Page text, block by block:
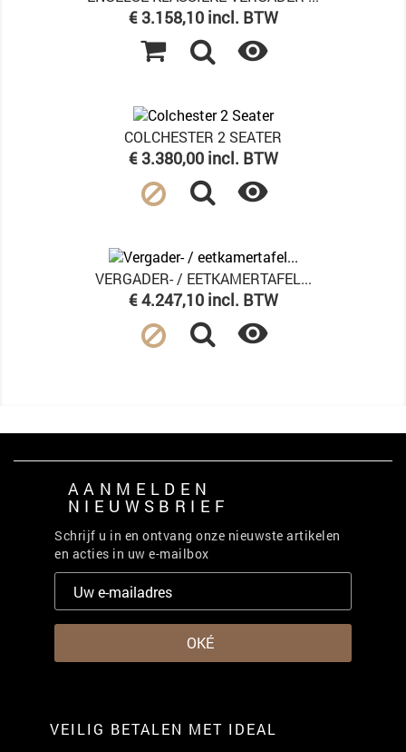
Prijs
€ 3.158,10 incl. BTW

COLCHESTER 2 SEATER
Prijs
€ 3.380,00 incl. BTW

VERGADER- / EETKAMERTAFEL...
Prijs
€ 4.247,10 incl. BTW

AANMELDEN
NIEUWSBRIEF
Schrijf u in en ontvang onze nieuwste artikelen
en acties in uw e-mailbox
VEILIG BETALEN MET IDEAL